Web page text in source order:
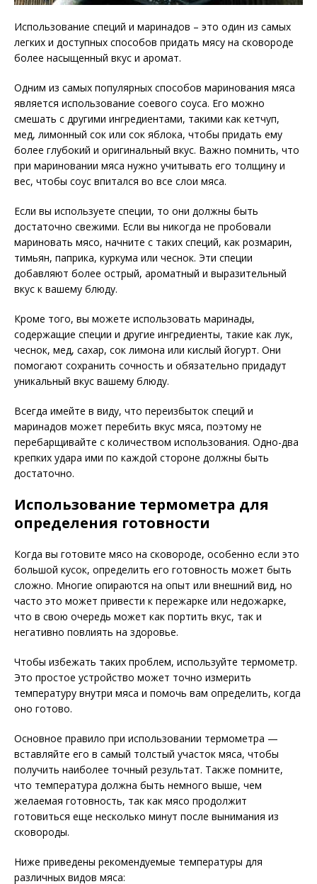
Использование специй и маринадов – это один из самых
легких и доступных способов придать мясу на сковороде
более насыщенный вкус и аромат.
Одним из самых популярных способов маринования мяса
является использование соевого соуса. Его можно
смешать с другими ингредиентами, такими как кетчуп,
мед, лимонный сок или сок яблока, чтобы придать ему
более глубокий и оригинальный вкус. Важно помнить, что
при мариновании мяса нужно учитывать его толщину и
вес, чтобы соус впитался во все слои мяса.
Если вы используете специи, то они должны быть
достаточно свежими. Если вы никогда не пробовали
мариновать мясо, начните с таких специй, как розмарин,
тимьян, паприка, куркума или чеснок. Эти специи
добавляют более острый, ароматный и выразительный
вкус к вашему блюду.
Кроме того, вы можете использовать маринады,
содержащие специи и другие ингредиенты, такие как лук,
чеснок, мед, сахар, сок лимона или кислый йогурт. Они
помогают сохранить сочность и обязательно придадут
уникальный вкус вашему блюду.
Всегда имейте в виду, что переизбыток специй и
маринадов может перебить вкус мяса, поэтому не
перебарщивайте с количеством использования. Одно-два
крепких удара ими по каждой стороне должны быть
достаточно.
Использование термометра для
определения готовности
Когда вы готовите мясо на сковороде, особенно если это
большой кусок, определить его готовность может быть
сложно. Многие опираются на опыт или внешний вид, но
часто это может привести к пережарке или недожарке,
что в свою очередь может как портить вкус, так и
негативно повлиять на здоровье.
Чтобы избежать таких проблем, используйте термометр.
Это простое устройство может точно измерить
температуру внутри мяса и помочь вам определить, когда
оно готово.
Основное правило при использовании термометра —
вставляйте его в самый толстый участок мяса, чтобы
получить наиболее точный результат. Также помните,
что температура должна быть немного выше, чем
желаемая готовность, так как мясо продолжит
готовиться еще несколько минут после вынимания из
сковороды.
Ниже приведены рекомендуемые температуры для
различных видов мяса: